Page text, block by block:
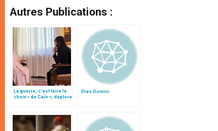
Autres Publications :
La guerre, c’est faire le
choix « de Caïn », déplore
Dies Domini